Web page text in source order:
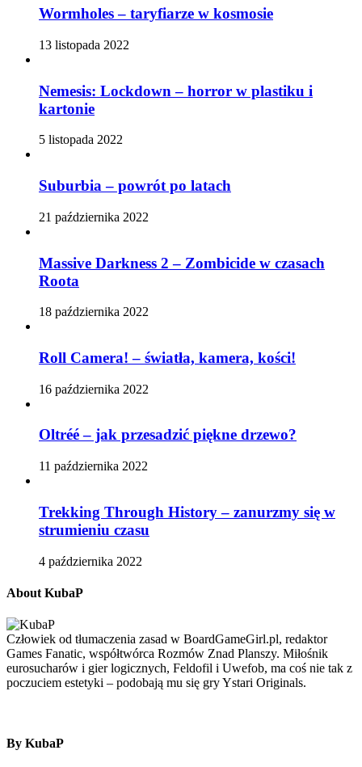
Wormholes – taryfiarze w kosmosie
13 listopada 2022
Nemesis: Lockdown – horror w plastiku i
kartonie
5 listopada 2022
Suburbia – powrót po latach
21 października 2022
Massive Darkness 2 – Zombicide w czasach
Roota
18 października 2022
Roll Camera! – światła, kamera, kości!
16 października 2022
Oltréé – jak przesadzić piękne drzewo?
11 października 2022
Trekking Through History – zanurzmy się w
strumieniu czasu
4 października 2022
About KubaP
Człowiek od tłumaczenia zasad w BoardGameGirl.pl, redaktor
Games Fanatic, współtwórca Rozmów Znad Planszy. Miłośnik
eurosucharów i gier logicznych, Feldofil i Uwefob, ma coś nie tak z
poczuciem estetyki – podobają mu się gry Ystari Originals.
By KubaP